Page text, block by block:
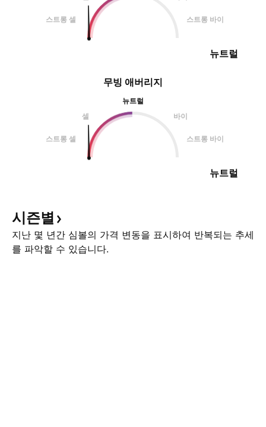
스트롱 셀 스트롱 바이
뉴트럴
무빙 애버리지
뉴트럴
셀
바이
스트롱 셀 스트롱 바이
뉴트럴
시즌별
지난 몇 년간 심볼의 가격 변동을 표시하여 반복되는 추세
를 파악할 수 있습니다.